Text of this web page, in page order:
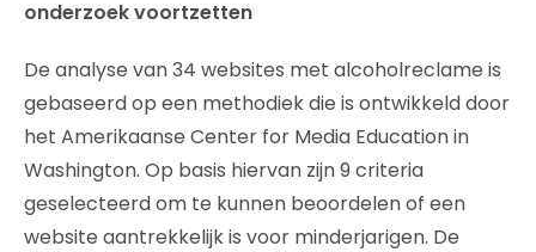
onderzoek voortzetten
De analyse van 34 websites met alcoholreclame is
gebaseerd op een methodiek die is ontwikkeld door
het Amerikaanse Center for Media Education in
Washington. Op basis hiervan zijn 9 criteria
geselecteerd om te kunnen beoordelen of een
website aantrekkelijk is voor minderjarigen. De